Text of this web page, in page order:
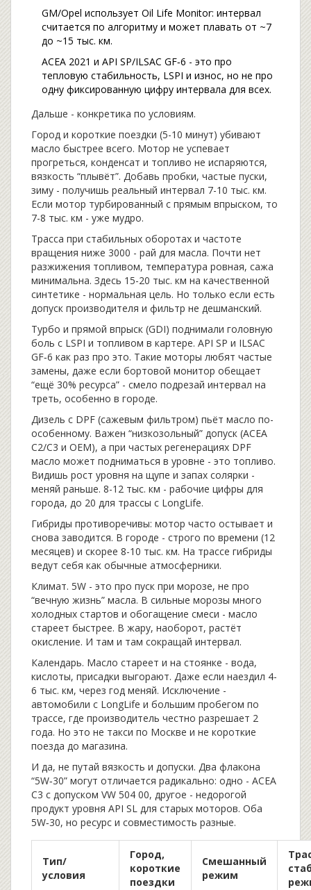
GM/Opel использует Oil Life Monitor: интервал
считается по алгоритму и может плавать от ~7
до ~15 тыс. км.
ACEA 2021 и API SP/ILSAC GF‑6 - это про
тепловую стабильность, LSPI и износ, но не про
одну фиксированную цифру интервала для всех.
Дальше - конкретика по условиям.
Город и короткие поездки (5-10 минут) убивают
масло быстрее всего. Мотор не успевает
прогреться, конденсат и топливо не испаряются,
вязкость “плывёт”. Добавь пробки, частые пуски,
зиму - получишь реальный интервал 7-10 тыс. км.
Если мотор турбированный с прямым впрыском, то
7-8 тыс. км - уже мудро.
Трасса при стабильных оборотах и частоте
вращения ниже 3000 - рай для масла. Почти нет
разжижения топливом, температура ровная, сажа
минимальна. Здесь 15-20 тыс. км на качественной
синтетике - нормальная цель. Но только если есть
допуск производителя и фильтр не дешманский.
Турбо и прямой впрыск (GDI) поднимали головную
боль с LSPI и топливом в картере. API SP и ILSAC
GF‑6 как раз про это. Такие моторы любят частые
замены, даже если бортовой монитор обещает
“ещё 30% ресурса” - смело подрезай интервал на
треть, особенно в городе.
Дизель с DPF (сажевым фильтром) пьёт масло по-
особенному. Важен “низкозольный” допуск (ACEA
C2/C3 и OEM), а при частых регенерациях DPF
масло может подниматься в уровне - это топливо.
Видишь рост уровня на щупе и запах солярки -
меняй раньше. 8-12 тыс. км - рабочие цифры для
города, до 20 для трассы с LongLife.
Гибриды противоречивы: мотор часто остывает и
снова заводится. В городе - строго по времени (12
месяцев) и скорее 8-10 тыс. км. На трассе гибриды
ведут себя как обычные атмосферники.
Климат. 5W - это про пуск при морозе, не про
“вечную жизнь” масла. В сильные морозы много
холодных стартов и обогащение смеси - масло
стареет быстрее. В жару, наоборот, растёт
окисление. И там и там сокращай интервал.
Календарь. Масло стареет и на стоянке - вода,
кислоты, присадки выгорают. Даже если наездил 4-
6 тыс. км, через год меняй. Исключение -
автомобили с LongLife и большим пробегом по
трассе, где производитель честно разрешает 2
года. Но это не такси по Москве и не короткие
поезда до магазина.
И да, не путай вязкость и допуски. Два флакона
“5W‑30” могут отличается радикально: одно - ACEA
C3 с допуском VW 504 00, другое - недорогой
продукт уровня API SL для старых моторов. Оба
5W‑30, но ресурс и совместимость разные.
Тип/
условия
Город,
короткие
поездки
Смешанный
режим